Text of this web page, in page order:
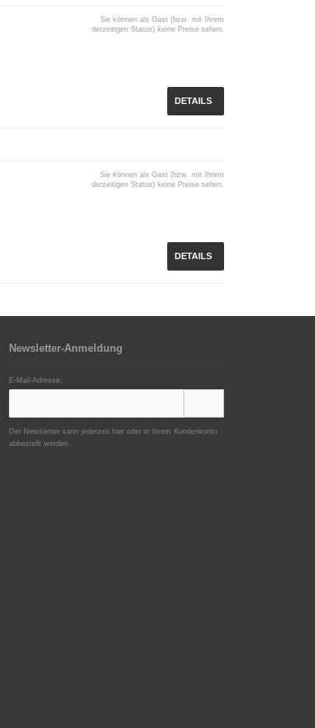
Sie können als Gast (bzw. mit Ihrem
derzeitigen Status) keine Preise sehen.
DETAILS
Sie können als Gast (bzw. mit Ihrem
derzeitigen Status) keine Preise sehen.
DETAILS
Newsletter-Anmeldung
E-Mail-Adresse:
Der Newsletter kann jederzeit hier oder in Ihrem Kundenkonto
abbestellt werden.